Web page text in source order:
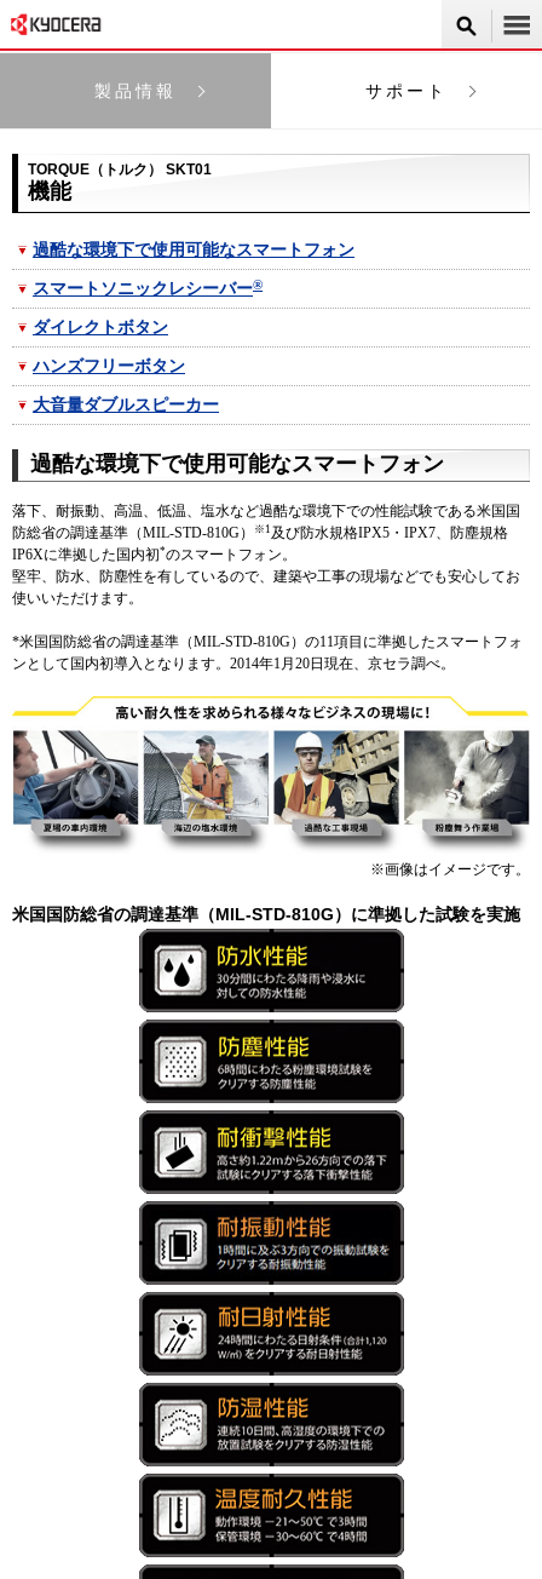
製品情報 サポート
TORQUE（トルク） SKT01
機能
過酷な環境下で使用可能なスマートフォン
スマートソニックレシーバー®
ダイレクトボタン
ハンズフリーボタン
大音量ダブルスピーカー
過酷な環境下で使用可能なスマートフォン
落下、耐振動、高温、低温、塩水など過酷な環境下での性能試験である米国国
防総省の調達基準（MIL-STD-810G）
※1 及び防水規格IPX5・IPX7、防塵規格
IP6Xに準拠した国内初*のスマートフォン。
堅牢、防水、防塵性を有しているので、建築や工事の現場などでも安心してお
使いいただけます。
*米国国防総省の調達基準（MIL-STD-810G）の11項目に準拠したスマートフォ
ンとして国内初導入となります。2014年1月20日現在、京セラ調べ。
※画像はイメージです。
米国国防総省の調達基準（MIL-STD-810G）に準拠した試験を実施